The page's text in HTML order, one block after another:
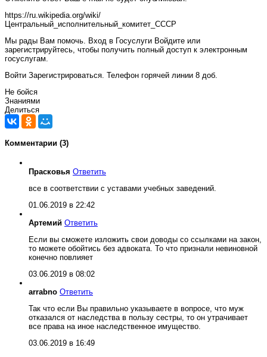
https://ru.wikipedia.org/wiki/
Центральный_исполнительный_комитет_СССР
Мы рады Вам помочь. Вход в Госуслуги Войдите или
зарегистрируйтесь, чтобы получить полный доступ к электронным
госуслугам.
Войти Зарегистрироваться. Телефон горячей линии 8 доб.
Не бойся
Знаниями
Делиться
Комментарии (3)
Прасковья Ответить
все в соответствии с уставами учебных заведений.
01.06.2019 в 22:42
Артемий Ответить
Если вы сможете изложить свои доводы со ссылками на закон,
то можете обойтись без адвоката. То что признали невиновной
конечно повлияет
03.06.2019 в 08:02
arrabno Ответить
Так что если Вы правильно указываете в вопросе, что муж
отказался от наследства в пользу сестры, то он утрачивает
все права на иное наследственное имущество.
03.06.2019 в 16:49